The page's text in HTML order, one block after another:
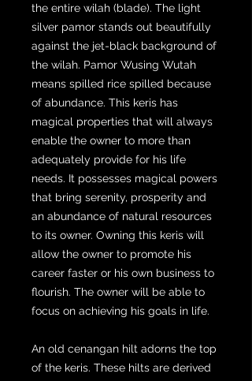
the entire wilah (blade). The light
silver pamor stands out beautifully
against the jet-black background of
the wilah. Pamor Wusing Wutah
means spilled rice spilled because
of abundance. This keris has
magical properties that will always
enable the owner to more than
adequately provide for his life
needs. It possesses magical powers
that bring serenity, prosperity and
an abundance of natural resources
to its owner. Owning this keris will
allow the owner to promote his
career faster or his own business to
flourish. The owner will be able to
focus on achieving his goals in life.
An old cenangan hilt adorns the top
of the keris. These hilts are derived